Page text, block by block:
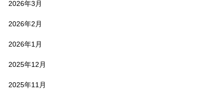
2026年3月
2026年2月
2026年1月
2025年12月
2025年11月